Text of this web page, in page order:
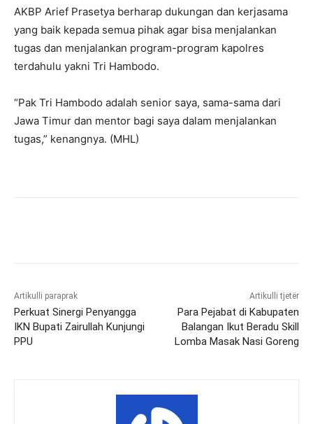
AKBP Arief Prasetya berharap dukungan dan kerjasama
yang baik kepada semua pihak agar bisa menjalankan
tugas dan menjalankan program-program kapolres
terdahulu yakni Tri Hambodo.
“Pak Tri Hambodo adalah senior saya, sama-sama dari
Jawa Timur dan mentor bagi saya dalam menjalankan
tugas,” kenangnya. (MHL)
Artikulli paraprak
Perkuat Sinergi Penyangga
IKN Bupati Zairullah Kunjungi
PPU
Artikulli tjetër
Para Pejabat di Kabupaten
Balangan Ikut Beradu Skill
Lomba Masak Nasi Goreng